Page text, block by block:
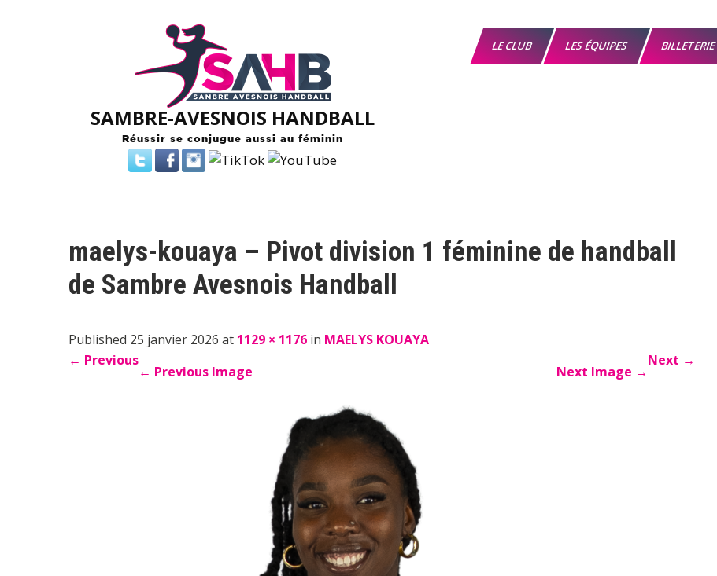
SAMBRE-AVESNOIS HANDBALL
Réussir se conjugue aussi au féminin
LE CLUB LES ÉQUIPES BILLETERIE
maelys-kouaya – Pivot division 1 féminine de handball
de Sambre Avesnois Handball
Published 25 janvier 2026 at 1129 × 1176 in MAELYS KOUAYA
← Previous Next →
← Previous Image Next Image →